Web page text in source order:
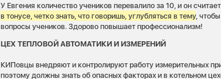
У Евгения количество учеников перевалило за 10, и он
в тонусе, четко знать, что говоришь, углубляться в тему,
вопросы учеников. Здорово повышает профессионализм!
ЦЕХ ТЕПЛОВОЙ АВТОМАТИКИ И ИЗМЕРЕНИЙ
КИПовцы внедряют и контролируют работу измерительных
поэтому должны знать об опасных факторах и в котельном